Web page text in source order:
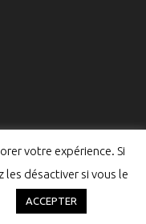
Communication
votre expérience. Si
les désactiver si vous le
ACCEPTER